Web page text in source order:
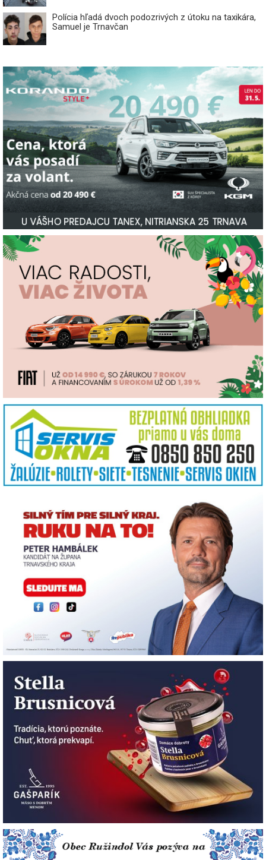
Polícia hľadá dvoch podozrivých z útoku na taxikára,
Samuel je Trnavčan